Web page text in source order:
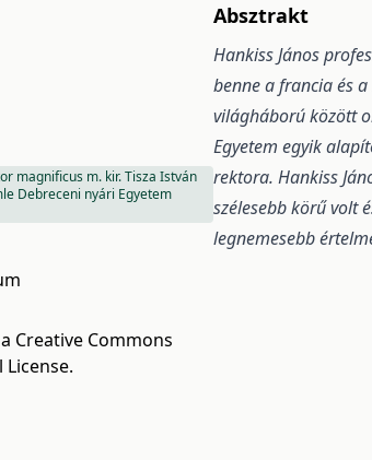
magnificus m. kir. Tisza István
Debreceni nyári Egyetem
Creative Commons
.
Absztrakt
Hankiss János
benne a francia és
világháború között
Egyetem egyik
rektora. Hankiss
szélesebb körű volt
legnemesebb